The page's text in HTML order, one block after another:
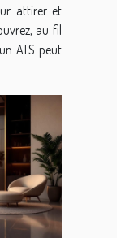
attirer et
au fil
ATS peut